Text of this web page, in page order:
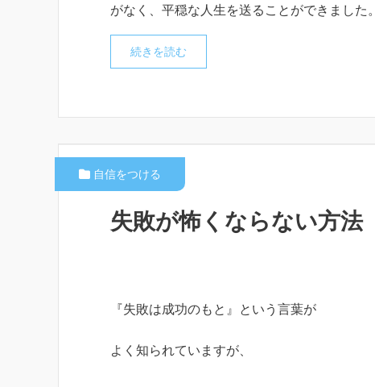
がなく、平穏な人生を送ることができました。
続きを読む
自信をつける
失敗が怖くならない方法
『失敗は成功のもと』という言葉が
よく知られていますが、